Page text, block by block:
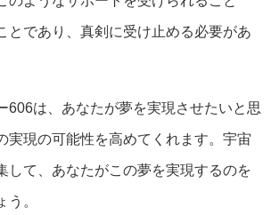
とであり、真剣に受け止める必要があ
606は、あなたが夢を実現させたいと思
実現の可能性を高めてくれます。宇宙
して、あなたがこの夢を実現するのを
う。